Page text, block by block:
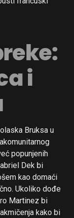
i
Bruksa u
popunjenih
Dek bi
kao domaći
Ukoliko dođe
Martinez bi
kako bi